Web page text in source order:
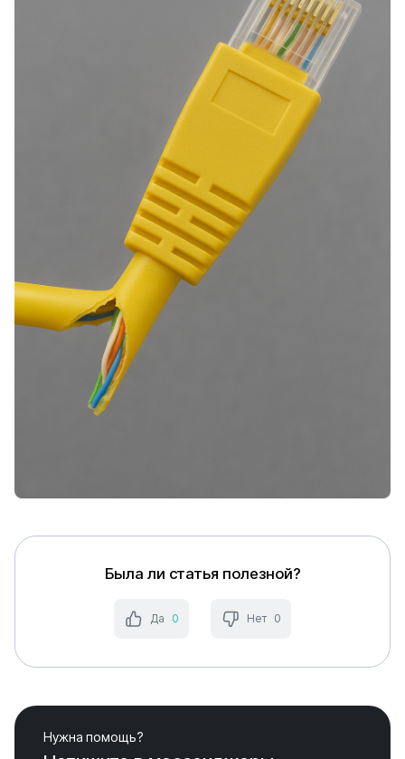
Была ли статья полезной?
Да 0 Нет 0
Нужна помощь?